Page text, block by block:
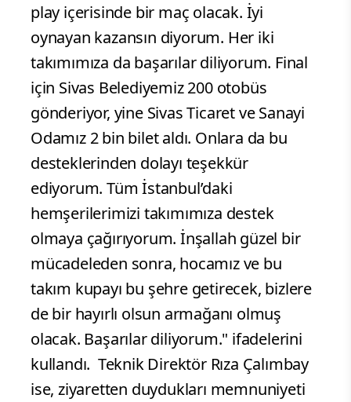
play içerisinde bir maç olacak. İyi
oynayan kazansın diyorum. Her iki
takımımıza da başarılar diliyorum. Final
için Sivas Belediyemiz 200 otobüs
gönderiyor, yine Sivas Ticaret ve Sanayi
Odamız 2 bin bilet aldı. Onlara da bu
desteklerinden dolayı teşekkür
ediyorum. Tüm İstanbul’daki
hemşerilerimizi takımımıza destek
olmaya çağırıyorum. İnşallah güzel bir
mücadeleden sonra, hocamız ve bu
takım kupayı bu şehre getirecek, bizlere
de bir hayırlı olsun armağanı olmuş
olacak. Başarılar diliyorum." ifadelerini
kullandı. Teknik Direktör Rıza Çalımbay
ise, ziyaretten duydukları memnuniyeti